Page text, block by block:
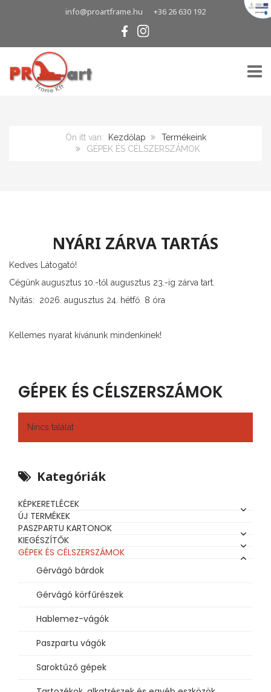
info@proartframe.hu +36 26 630 192
Ön itt van: Kezdőlap
Termékeink
GÉPEK ÉS CÉLSZERSZÁMOK
NYÁRI ZÁRVA TARTÁS
Kedves Látogató!
Cégünk augusztus 10.-től augusztus 23.-ig zárva tart.
Nyitás: 2026. augusztus 24. hétfő 8 óra
Kellemes nyarat kívánunk mindenkinek!
GÉPEK ÉS CÉLSZERSZÁMOK
Nincs találat
Kategóriák
KÉPKERETLÉCEK
ÚJ TERMÉKEK
PASZPARTU KARTONOK
KIEGÉSZÍTŐK
GÉPEK ÉS CÉLSZERSZÁMOK
Gérvágó bárdok
Gérvágó körfűrészek
Hablemez-vágók
Paszpartu vágók
Saroktűző gépek